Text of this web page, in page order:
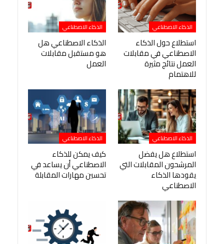
الذكاء الاصطناعي
استطلاع حول الذكاء
الاصطناعي في مقابلات
العمل نتائج مثيرة
للاهتمام
الذكاء الاصطناعي
الذكاء الاصطناعي هل
هو مستقبل مقابلات
العمل
الذكاء الاصطناعي
استطلاع هل يفضل
المرشحون المقابلات التي
يقودها الذكاء
الاصطناعي
الذكاء الاصطناعي
كيف يمكن للذكاء
الاصطناعي أن يساعد في
تحسين مهارات المقابلة